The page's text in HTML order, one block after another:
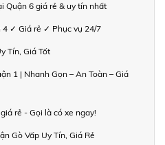
Quận 6 giá rẻ & uy tín nhất
4 ✓ Giá rẻ ✓ Phục vụ 24/7
Tín, Giá Tốt
1 | Nhanh Gọn – An Toàn – Giá
rẻ - Gọi là có xe ngay!
Gò Vấp Uy Tín, Giá Rẻ